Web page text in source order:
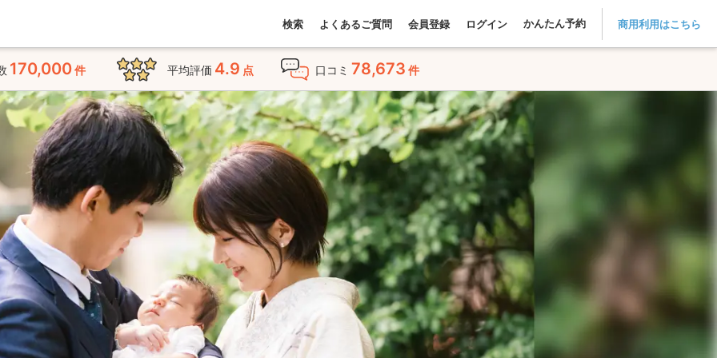
検索 よくあるご質問 会員登録 ログイン かんたん予約 商用利用はこちら
170,000件 平均評価 4.9 点 口コミ 78,673 件